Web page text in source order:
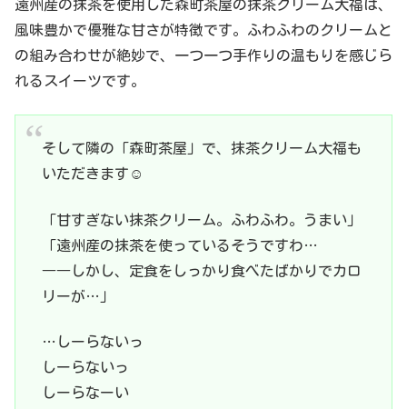
遠州産の抹茶を使用した森町茶屋の抹茶クリーム大福は、
風味豊かで優雅な甘さが特徴です。ふわふわのクリームと
の組み合わせが絶妙で、一つ一つ手作りの温もりを感じら
れるスイーツです。
そして隣の「森町茶屋」で、抹茶クリーム大福も
いただきます☺️
「甘すぎない抹茶クリーム。ふわふわ。うまい」
「遠州産の抹茶を使っているそうですわ…
――しかし、定食をしっかり食べたばかりでカロ
リーが…」
…しーらないっ
しーらないっ
しーらなーい